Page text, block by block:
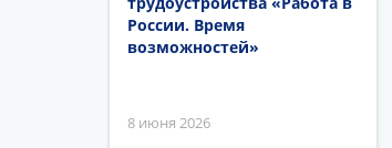
России. Время
возможностей»
8 июня 2026